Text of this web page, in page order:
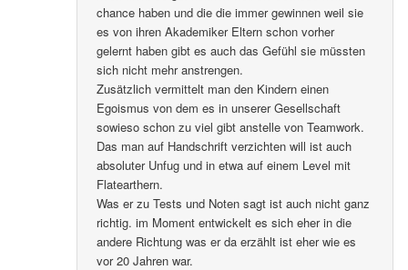
chance haben und die die immer gewinnen weil sie
es von ihren Akademiker Eltern schon vorher
gelernt haben gibt es auch das Gefühl sie müssten
sich nicht mehr anstrengen.
Zusätzlich vermittelt man den Kindern einen
Egoismus von dem es in unserer Gesellschaft
sowieso schon zu viel gibt anstelle von Teamwork.
Das man auf Handschrift verzichten will ist auch
absoluter Unfug und in etwa auf einem Level mit
Flatearthern.
Was er zu Tests und Noten sagt ist auch nicht ganz
richtig. im Moment entwickelt es sich eher in die
andere Richtung was er da erzählt ist eher wie es
vor 20 Jahren war.